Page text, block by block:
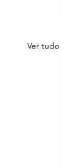
Ver tudo